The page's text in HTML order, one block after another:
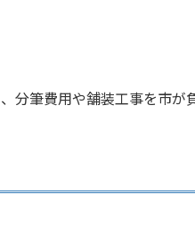
筆費用や舗装工事を市が